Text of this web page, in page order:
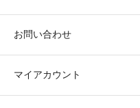
お問い合わせ
マイアカウント